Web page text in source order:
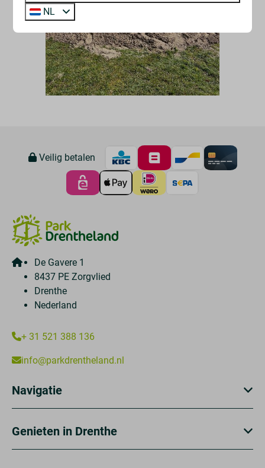
Veilig betalen
De Gavere 1
8437 PE Zorgvlied
Drenthe
Nederland
+ 31 521 388 136
info@parkdrentheland.nl
Navigatie
Genieten in Drenthe
NL